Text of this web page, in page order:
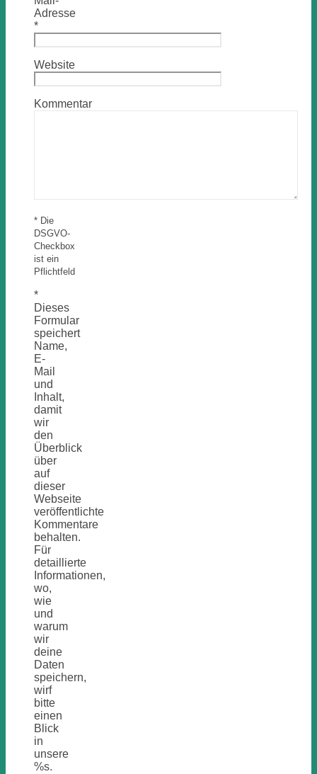
Adresse
*
Website
Kommentar
* Die
DSGVO-
Checkbox
ist ein
Pflichtfeld
*
Dieses
Formular
speichert
Name,
E-
Mail
und
Inhalt,
damit
wir
den
Überblick
über
auf
dieser
Webseite
veröffentlichte
Kommentare
behalten.
Für
detaillierte
Informationen,
wo,
wie
und
warum
wir
deine
Daten
speichern,
wirf
bitte
einen
Blick
in
unsere
%s.